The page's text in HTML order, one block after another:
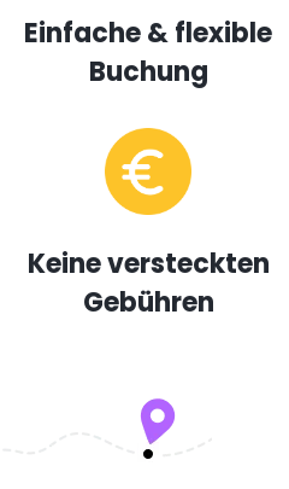
Einfache & flexible
Buchung
Keine versteckten
Gebühren